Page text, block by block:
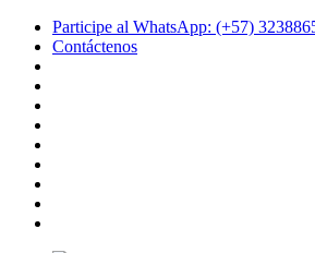
Participe al WhatsApp: (+57)
Contáctenos